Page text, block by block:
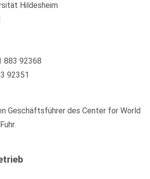
Hildesheim
883 92368
92351
Geschäftsführer des Center for World